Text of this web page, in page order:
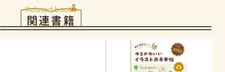
Related books
関連書籍